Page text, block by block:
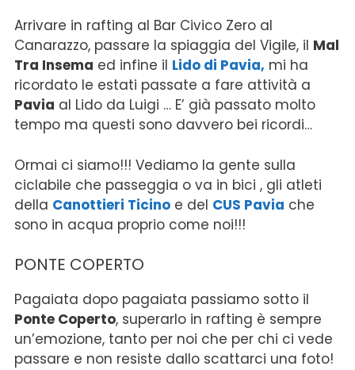
Arrivare in rafting al Bar Civico Zero al
Canarazzo, passare la spiaggia del Vigile, il Mal
Tra Insema ed infine il Lido di Pavia, mi ha
ricordato le estati passate a fare attività a
Pavia al Lido da Luigi … E’ già passato molto
tempo ma questi sono davvero bei ricordi…
Ormai ci siamo!!! Vediamo la gente sulla
ciclabile che passeggia o va in bici , gli atleti
della Canottieri Ticinoe del CUS Pavia che
sono in acqua proprio come noi!!!
PONTE COPERTO
Pagaiata dopo pagaiata passiamo sotto il
Ponte Coperto, superarlo in rafting è sempre
un’emozione, tanto per noi che per chi ci vede
passare e non resiste dallo scattarci una foto!